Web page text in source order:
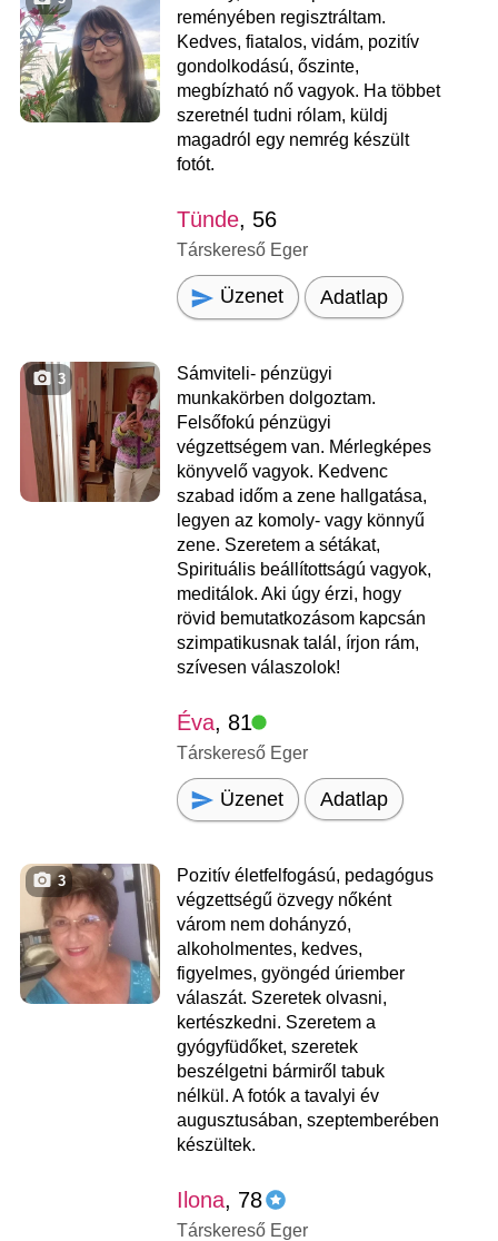
reményében regisztráltam.
Kedves, fiatalos, vidám, pozitív
gondolkodású, őszinte,
megbízható nő vagyok. Ha többet
szeretnél tudni rólam, küldj
magadról egy nemrég készült
fotót.
Tünde, 56
Társkereső Eger
Üzenet Adatlap
3
Sámviteli- pénzügyi
munkakörben dolgoztam.
Felsőfokú pénzügyi
végzettségem van. Mérlegképes
könyvelő vagyok. Kedvenc
szabad időm a zene hallgatása,
legyen az komoly- vagy könnyű
zene. Szeretem a sétákat,
Spirituális beállítottságú vagyok,
meditálok. Aki úgy érzi, hogy
rövid bemutatkozásom kapcsán
szimpatikusnak talál, írjon rám,
szívesen válaszolok!
Éva, 81
Társkereső Eger
Üzenet Adatlap
3
Pozitív életfelfogású, pedagógus
végzettségű özvegy nőként
várom nem dohányzó,
alkoholmentes, kedves,
figyelmes, gyöngéd úriember
válaszát. Szeretek olvasni,
kertészkedni. Szeretem a
gyógyfüdőket, szeretek
beszélgetni bármiről tabuk
nélkül. A fotók a tavalyi év
augusztusában, szeptemberében
készültek.
Ilona, 78
Társkereső Eger